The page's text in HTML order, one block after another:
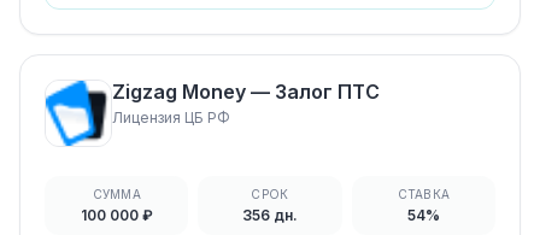
Zigzag Money — Залог ПТС
Лицензия ЦБ РФ
СУММА
100 000 ₽
СРОК
356 дн.
СТАВКА
54%